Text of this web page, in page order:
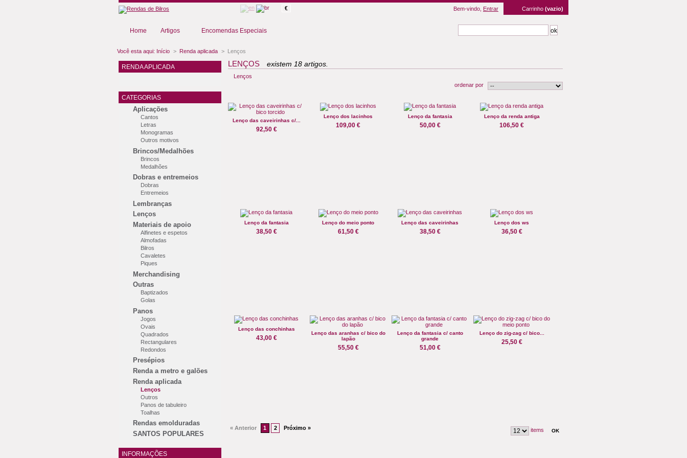
€ Carrinho (vazio)
Bem-vindo, Entrar
Home Artigos Encomendas Especiais
RENDA APLICADA
CATEGORIAS
Aplicações
Cantos
Letras
Monogramas
Outros motivos
Brincos/Medalhões
Brincos
Medalhões
Dobras e entremeios
Dobras
Entremeios
Lembranças
Lenços
Materiais de apoio
Alfinetes e espetos
Almofadas
Bilros
Cavaletes
Piques
Merchandising
Outras
Baptizados
Golas
Panos
Jogos
Ovais
Quadrados
Rectangulares
Redondos
Presépios
Renda a metro e galões
Renda aplicada
Lenços
Outros
Panos de tabuleiro
Toalhas
Rendas emolduradas
SANTOS POPULARES
INFORMAÇÕES
Você esta aqui: Início > Renda aplicada > Lenços
LENÇOS existem 18 artigos.
Lenços
ordenar por
Lenço das caveirinhas c/...
92,50 €
Lenço dos lacinhos
109,00 €
Lenço da fantasia
50,00 €
Lenço da renda antiga
106,50 €
Lenço da fantasia
38,50 €
Lenço do meio ponto
61,50 €
Lenço das caveirinhas
38,50 €
Lenço dos ws
36,50 €
Lenço das conchinhas
43,00 €
Lenço das aranhas c/ bico do
lapão
55,50 €
Lenço da fantasia c/ canto
grande
51,00 €
Lenço do zig-zag c/ bico...
25,50 €
« Anterior 1 2 Próximo » items